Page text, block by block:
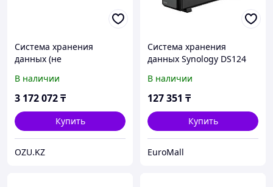
Система хранения
данных (не
Huawei D2020-64G-SAS-AC
OceanStor Dorado 2020
В наличии
3 172 072₸
Купить
OZU.KZ
Система хранения
данных Synology DS124
В наличии
127 351 ₸
Купить
EuroMall